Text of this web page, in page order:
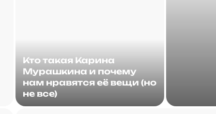
Кто такая Карина
Мурашкина и почему
нам нравятся её вещи (но
не все)